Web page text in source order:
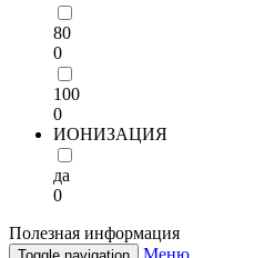
80
0
100
0
ИОНИЗАЦИЯ
да
0
Полезная информация
Меню